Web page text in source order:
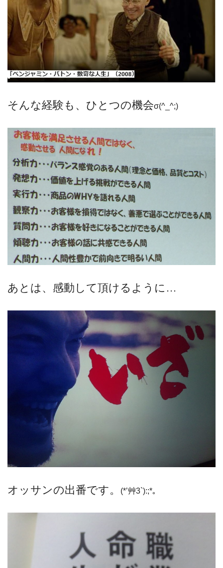
そんな経験も、ひとつの機会σ(^_^;)
あとは、感動して頂けるように…
オッサンの出番です。 (*’艸3`):;*｡